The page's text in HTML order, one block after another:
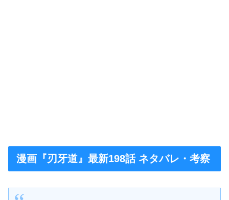
漫画『刃牙道』最新198話 ネタバレ・考察